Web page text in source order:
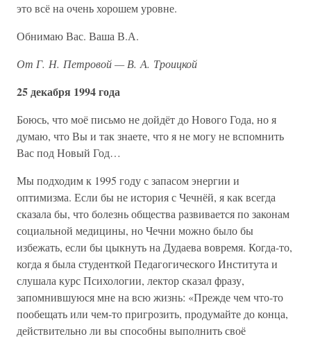
это всё на очень хорошем уровне.
Обнимаю Вас. Ваша В.А.
От Г. Н. Петровой — В. А. Троицкой
25 декабря 1994 года
Боюсь, что моё письмо не дойдёт до Нового Года, но я
думаю, что Вы и так знаете, что я не могу не вспомнить
Вас под Новый Год…
Мы подходим к 1995 году с запасом энергии и
оптимизма. Если бы не история с Чечнёй, я как всегда
сказала бы, что болезнь общества развивается по законам
социальной медицины, но Чечни можно было бы
избежать, если бы цыкнуть на Дудаева вовремя. Когда-то,
когда я была студенткой Педагогического Института и
слушала курс Психологии, лектор сказал фразу,
запомнившуюся мне на всю жизнь: «Прежде чем что-то
пообещать или чем-то пригрозить, продумайте до конца,
действительно ли вы способны выполнить своё